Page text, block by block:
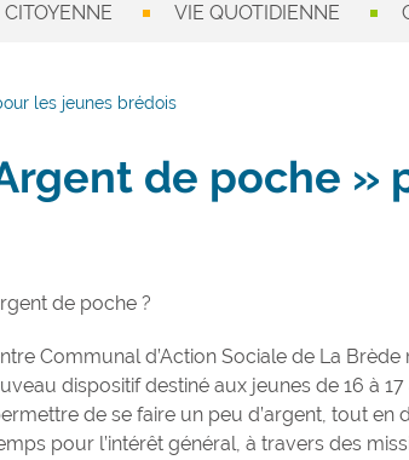
CITOYENNE VIE QUOTIDIENNE
les jeunes brédois
de poche »
de poche ?
Communal d’Action Sociale de La
dispositif destiné aux jeunes de 16 à 17
de se faire un peu d’argent, tout en
pour l’intérêt général, à travers des